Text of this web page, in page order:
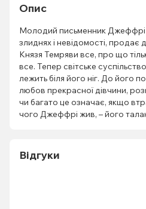
Опис
Молодий письменник
злиднях і невідомості, продає
Князя Темряви все, про що
все. Тепер світське
лежить біля його ніг. До його
любов прекрасної дівчини,
чи багато це означає, якщо
чого Джеффрі жив, – його
Відгуки